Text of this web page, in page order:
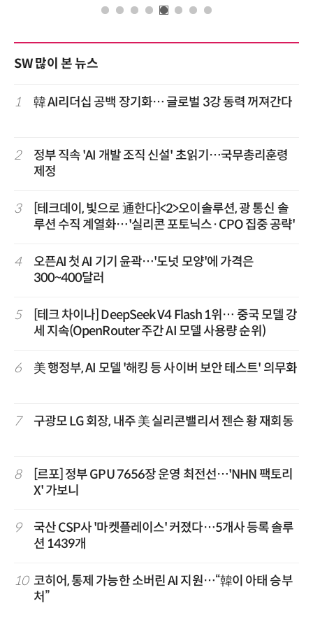
SW 많이 본 뉴스
1 韓 AI리더십 공백 장기화… 글로벌 3강 동력 꺼져간다
2
정부 직속 'AI 개발 조직 신설' 초읽기…국무총리훈령
제정
3
[테크데이, 빛으로 通한다]<2>오이솔루션, 광 통신 솔
루션 수직 계열화…'실리콘 포토닉스·CPO 집중 공략'
4
오픈AI 첫 AI 기기 윤곽…'도넛 모양'에 가격은
300~400달러
5
[테크 차이나] DeepSeek V4 Flash 1위… 중국 모델 강
세 지속(OpenRouter 주간 AI 모델 사용량 순위)
6 美 행정부, AI 모델 '해킹 등 사이버 보안 테스트' 의무화
7 구광모 LG 회장, 내주 美 실리콘밸리서 젠슨 황 재회동
8
[르포] 정부 GPU 7656장 운영 최전선…'NHN 팩토리
X' 가보니
9
국산 CSP사 '마켓플레이스' 커졌다…5개사 등록 솔루
션 1439개
10 코히어, 통제 가능한 소버린 AI 지원…“韓이 아태 승부
처”